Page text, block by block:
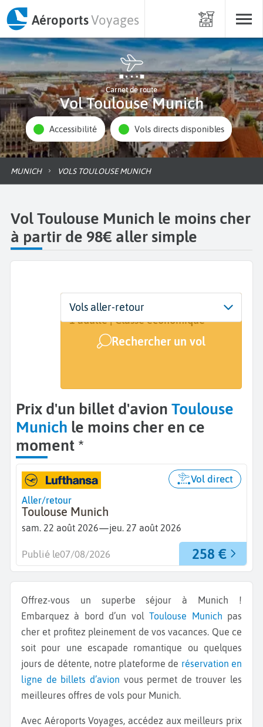
AéroportsVoyages
Carnet de route
Vol Toulouse Munich
Accessibilité Vols directs disponibles
MUNICH VOLS TOULOUSE MUNICH
Vol Toulouse Munich le moins cher
à partir de 98€ aller simple
Départ
Toulouse (TLS)
Dates
Dates de votre voyage
Voyageurs | Classe
1 adulte | Classe économique
Rechercher un vol
Vols aller-retour
Prix d'un billet d'avion Toulouse
Munich le moins cher en ce
moment *
Aller/retour
Toulouse Munich
sam. 22 août 2026—jeu. 27 août 2026
Vol direct
258 €
Publié le07/08/2026
Offrez-vous un superbe séjour à Munich !
Embarquez à bord d’un volToulouse Munich pas
cher et profitez pleinement de vos vacances. Que ce
soit pour une escapade romantique ou quelques
jours de détente, notre plateforme de réservation en
ligne de billets d’avion vous permet de trouver les
meilleures offres de vols pour Munich.
Avec Aéroports Voyages, accédez aux meilleurs prix